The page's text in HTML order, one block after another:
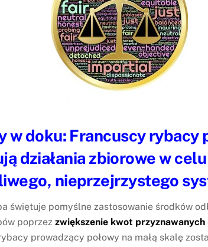
w doku: Francuscy rybacy
działania zbiorowe w
nieprzejrzystego
świętuje pomyślne zastosowanie środków
poprzezzwiększenie kwot
prowadzący połowy na małą skalę